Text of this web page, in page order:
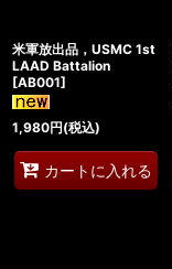
米軍放出品，USMC 1st
LAAD Battalion
[AB001]
1,980円(税込)
カートに入れる